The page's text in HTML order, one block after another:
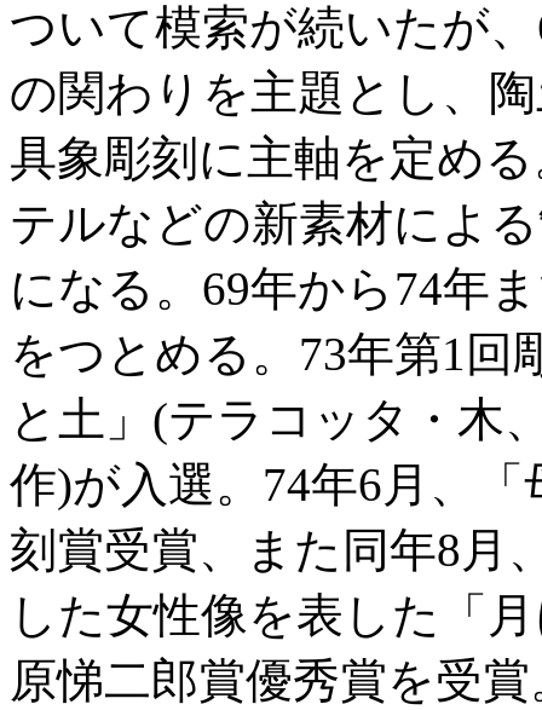
ついて模索が続いたが
の関わりを主題とし、
具象彫刻に主軸を定め
テルなどの新素材によ
になる。69年から74年
をつとめる。73年第1回
と土」(テラコッタ・木
作)が入選。74年6月、
刻賞受賞、また同年8月
した女性像を表した「
原悌二郎賞優秀賞を受